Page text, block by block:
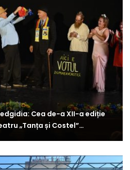
Cea de-a XII-a ediție
„Tanța și Costel”…